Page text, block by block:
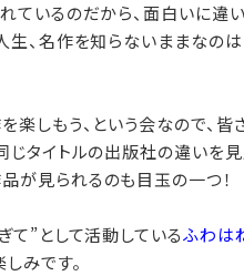
ているのだから、面白いに
、名作を知らないままなのは
楽しもう、という会なので、
じタイトルの出版社の違いを
が見られるのも目玉の一つ！
て”として活動しているふわは
みです。